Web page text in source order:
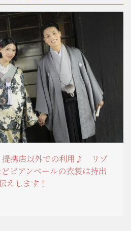
携店以外での利用♪ リゾ
ビアンベールの衣裳は持出
えします！